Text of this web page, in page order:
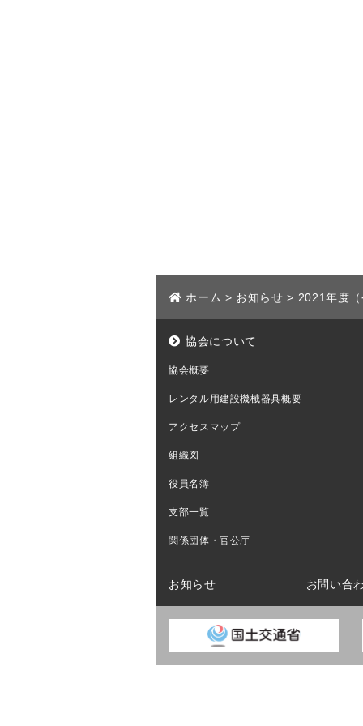
ホーム > お知らせ > 2021年度
協会について
協会概要
レンタル用建設機械器具概要
アクセスマップ
組織図
役員名簿
支部一覧
関係団体・官公庁
お知らせ お問い合